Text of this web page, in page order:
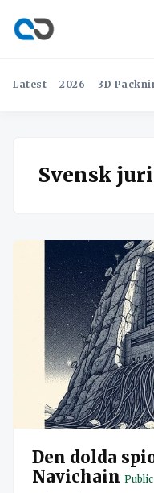
Latest 2026 3D
Svensk
Den dolda
Navichain Public